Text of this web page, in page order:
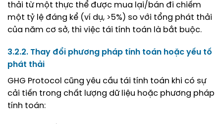
thải từ một thực thể được mua lại/bán đi chiếm
một tỷ lệ đáng kể (ví dụ, >5%) so với tổng phát thải
của năm cơ sở, thì việc tái tính toán là bắt buộc.
3.2.2. Thay đổi phương pháp tính toán hoặc yếu tố
phát thải
GHG Protocol cũng yêu cầu tái tính toán khi có sự
cải tiến trong chất lượng dữ liệu hoặc phương pháp
tính toán: